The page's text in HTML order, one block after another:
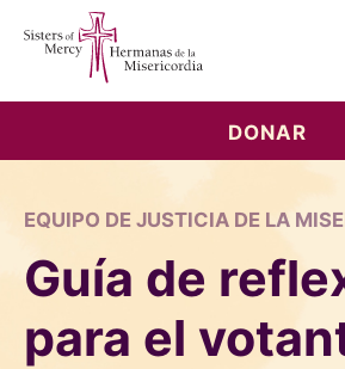
DONAR
EQUIPO DE JUSTICIA DE LA
Guía de
para el